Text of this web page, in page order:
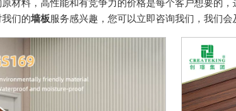
们的墙板服务感兴趣，您可以立即咨询我们，我们会